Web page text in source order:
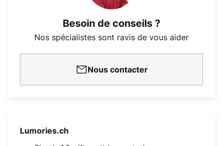
Besoin de conseils ?
Nos spécialistes sont ravis de vous aider
Nous contacter
Lumories.ch